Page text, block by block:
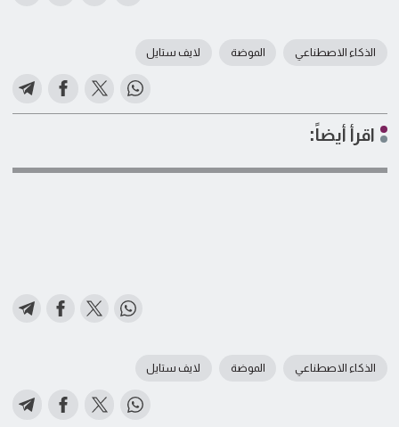
الذكاء الاصطناعي الموضة لايف ستايل
اقرأ أيضاً:
الذكاء الاصطناعي الموضة لايف ستايل